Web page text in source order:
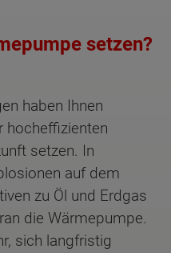
setzen?
haben Ihnen
hocheffizienten
setzen. In
auf dem
zu Öl und Erdgas
die Wärmepumpe.
sich langfristig